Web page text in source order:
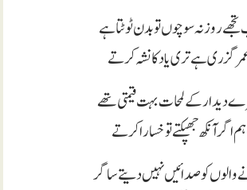
روز نہ سوچوں تو بدن ٹوٹتا ہے
گزری ہے تری یاد کا نشہ کرتے
دیدار کے لمحات بہت قیمتی تھے
ہم اگر آنکھ جھپکتے تو خسارا کرتے
والوں کو صدائیں نہیں دیتے ساگر